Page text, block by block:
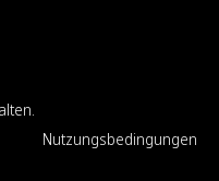
Nutzungsbedingungen